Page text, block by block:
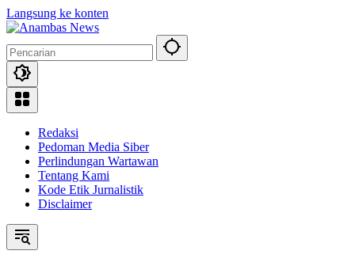
Langsung ke konten
Redaksi
Pedoman Media Siber
Perlindungan Wartawan
Tentang Kami
Kode Etik Jurnalistik
Disclaimer